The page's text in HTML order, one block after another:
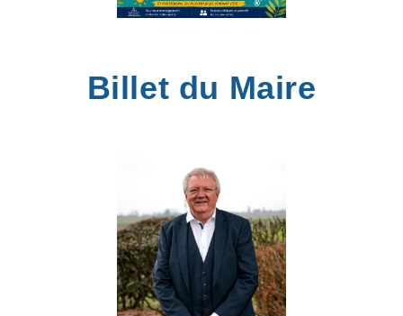
Billet du Maire